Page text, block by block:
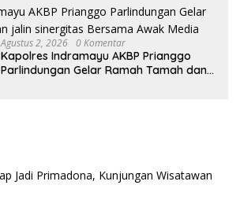
Bendera Merah Putih Kepada
Masyarakat Dan Pengguna Jalan.
Agustus 2, 2026 0 Komentar
Kapolres Indramayu AKBP Prianggo
Parlindungan Gelar Ramah Tamah dan